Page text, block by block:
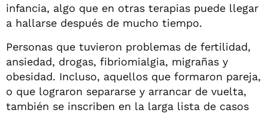
infancia, algo que en otras terapias puede llegar
a hallarse después de mucho tiempo.
Personas que tuvieron problemas de fertilidad,
ansiedad, drogas, fibriomialgia, migrañas y
obesidad. Incluso, aquellos que formaron pareja,
o que lograron separarse y arrancar de vuelta,
también se inscriben en la larga lista de casos